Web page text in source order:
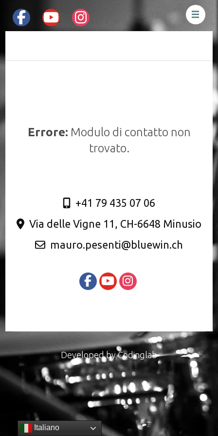
Errore: Modulo di contatto non
trovato.
+41 79 435 07 06
Via delle Vigne 11, CH-6648 Minusio
mauro.pesenti@bluewin.ch
Developed byCodinglab
Italiano